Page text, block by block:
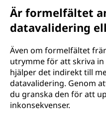
Är formelfältet
datavalidering
Även om formelfältet
utrymme för att skriva
hjälper det indirekt till
datavalidering. Genom
du granska den för att
inkonsekvenser.